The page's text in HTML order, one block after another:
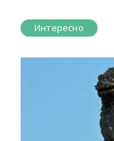
Интересно